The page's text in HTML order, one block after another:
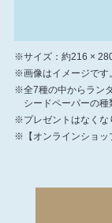
※サイズ：約216 ×
※画像はイメージです。
※全7種の中からラン
シードペーパーの種
※プレゼントはなくな
※【オンラインショッ